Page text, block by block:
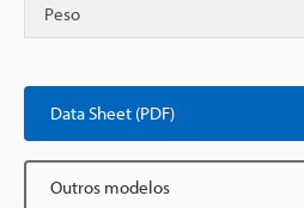
Peso
Data Sheet (PDF)
Outros modelos